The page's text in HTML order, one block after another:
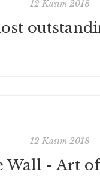
12 Kasım 2018
12 Kasım 2018